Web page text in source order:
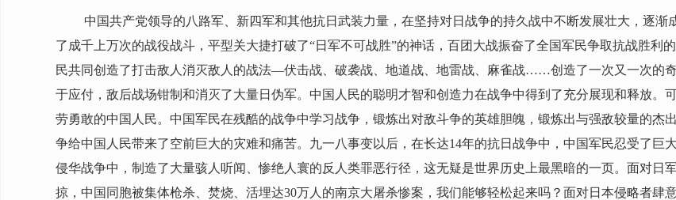
中国共产党领导的八路军、新四军和其他抗日武装力量，在坚持对日战争的持久战中不断发展壮大，逐
了成千上万次的战役战斗，平型关大捷打破了“日军不可战胜”的神话，百团大战振奋了全国军民争取抗战胜
民共同创造了打击敌人消灭敌人的战法—伏击战、破袭战、地道战、地雷战、麻雀战……创造了一次又一次的
于应付，敌后战场钳制和消灭了大量日伪军。中国人民的聪明才智和创造力在战争中得到了充分展现和释放。
劳勇敢的中国人民。中国军民在残酷的战争中学习战争，锻炼出对敌斗争的英雄胆魄，锻炼出与强敌较量的
争给中国人民带来了空前巨大的灾难和痛苦。九一八事变以后，在长达14年的抗日战争中，中国军民忍受了巨
侵华战争中，制造了大量骇人听闻、惨绝人寰的反人类罪恶行径，这无疑是世界历史上最黑暗的一页。面对日
掠，中国同胞被集体枪杀、焚烧、活埋达30万人的南京大屠杀惨案，我们能够轻松起来吗？面对日本侵略者